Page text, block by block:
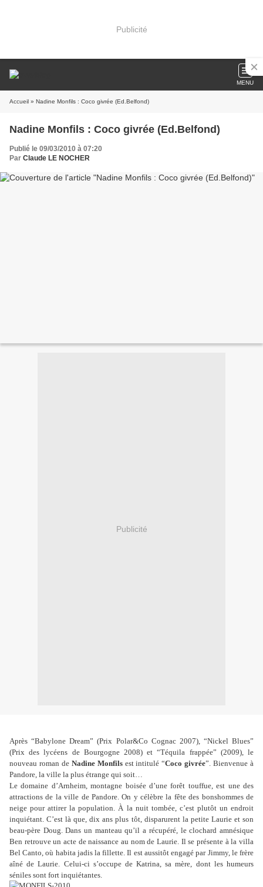
Publicité
MENU
Accueil » Nadine Monfils : Coco givrée (Ed.Belfond)
Nadine Monfils : Coco givrée (Ed.Belfond)
Publié le 09/03/2010 à 07:20
Par Claude LE NOCHER
Publicité
Après “Babylone Dream” (Prix Polar&Co Cognac 2007), “Nickel Blues”
(Prix des lycéens de Bourgogne 2008) et “Téquila frappée” (2009), le
nouveau roman de Nadine Monfilsest intitulé “Coco givrée”. Bienvenue à
Pandore, la ville la plus étrange qui soit…
Le domaine d’Arnheim, montagne boisée d’une forêt touffue, est une des
attractions de la ville de Pandore. On y célèbre la fête des bonshommes de
neige pour attirer la population. À la nuit tombée, c’est plutôt un endroit
inquiétant. C’est là que, dix ans plus tôt, disparurent la petite Laurie et son
beau-père Doug. Dans un manteau qu’il a récupéré, le clochard amnésique
Ben retrouve un acte de naissance au nom de Laurie. Il se présente à la villa
Bel Canto, où habita jadis la fillette. Il est aussitôt engagé par Jimmy, le frère
aîné de Laurie. Celui-ci s’occupe de Katrina, sa mère, dont les humeurs
séniles sont fort inquiétantes.